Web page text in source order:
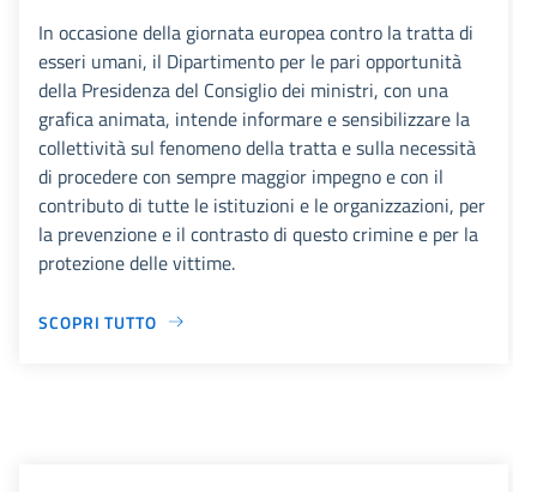
In occasione della giornata europea contro la tratta di
esseri umani, il Dipartimento per le pari opportunità
della Presidenza del Consiglio dei ministri, con una
grafica animata, intende informare e sensibilizzare la
collettività sul fenomeno della tratta e sulla necessità
di procedere con sempre maggior impegno e con il
contributo di tutte le istituzioni e le organizzazioni, per
la prevenzione e il contrasto di questo crimine e per la
protezione delle vittime.
SCOPRI TUTTO